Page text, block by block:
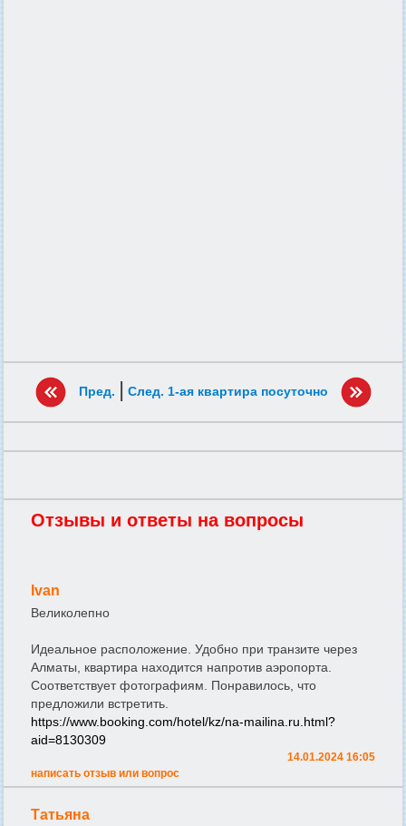
Пред. | След. 1-ая квартира посуточно
Отзывы и ответы на вопросы
Ivan
Великолепно
Идеальное расположение. Удобно при транзите через
Алматы, квартира находится напротив аэропорта.
Соответствует фотографиям. Понравилось, что
предложили встретить.
https://www.booking.com/hotel/kz/na-mailina.ru.html?
aid=8130309
14.01.2024 16:05
написать отзыв или вопрос
Татьяна